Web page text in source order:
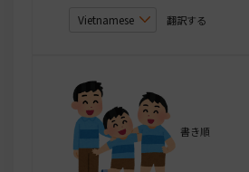
翻訳する
書き順